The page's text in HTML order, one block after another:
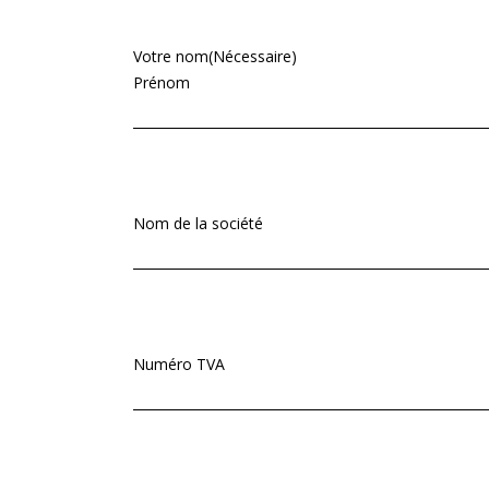
Votre nom(Nécessaire)
Prénom
Nom de la société
Numéro TVA